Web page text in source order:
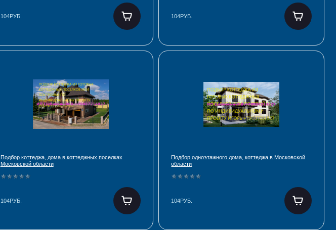
104РУБ. 104РУБ.
Подбор коттеджа, дома в коттеджных поселках
Московской области
104РУБ.
Подбор одноэтажного дома, коттеджа в Московской
области
104РУБ.